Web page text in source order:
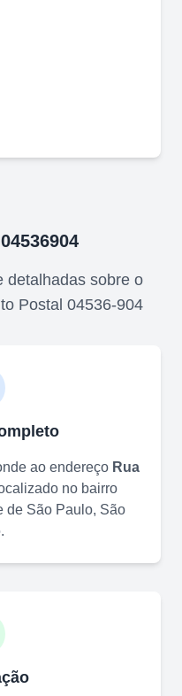
04536904
detalhadas sobre o
Postal 04536-904
ao endereço Rua
no bairro
de São Paulo, São
.